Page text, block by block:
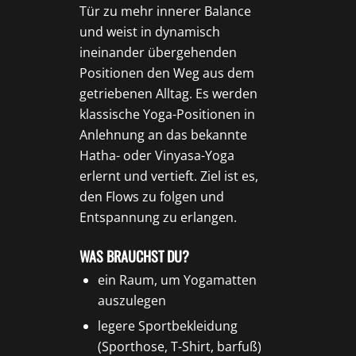
Tür zu mehr innerer Balance
und weist in dynamisch
ineinander übergehenden
Positionen den Weg aus dem
getriebenen Alltag. Es werden
klassische Yoga-Positionen in
Anlehnung an das bekannte
Hatha- oder Vinyasa-Yoga
erlernt und vertieft. Ziel ist es,
den Flows zu folgen und
Entspannung zu erlangen.
WAS BRAUCHST DU?
ein Raum, um Yogamatten
auszulegen
legere Sportbekleidung
(Sporthose, T-Shirt, barfuß)